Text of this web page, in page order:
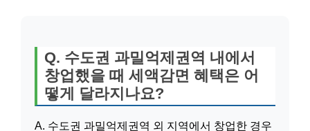
Q. 수도권 과밀억제권역 내에서
창업했을 때 세액감면 혜택은 어
떻게 달라지나요?
A. 수도권 과밀억제권역 외 지역에서 창업한 경우